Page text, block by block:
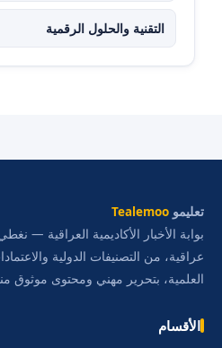
التقنية والحلول الرقمية
تعليمو Tealemoo
عراقية، من التصنيفات الدولية
العلمية، بتحرير مهني ومحتوى موثوق منذ
الأقسام